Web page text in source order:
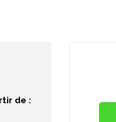
de :